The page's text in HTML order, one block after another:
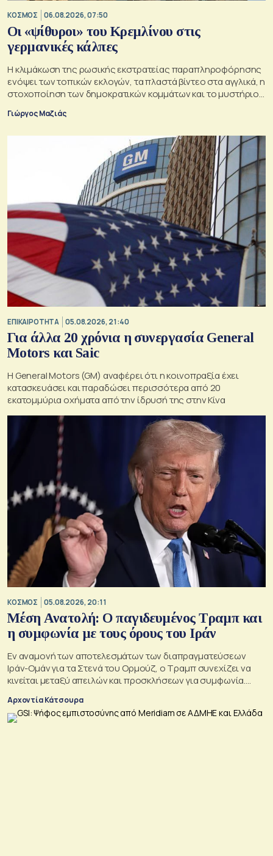
ΚΟΣΜΟΣ 06.08.2026, 07:50
Οι «ψίθυροι» του Κρεμλίνου στις
γερμανικές κάλπες
Η κλιμάκωση της ρωσικής εκστρατείας παραπληροφόρησης
ενόψει των τοπικών εκλογών, τα πλαστά βίντεο στα αγγλικά, η
στοχοποίηση των δημοκρατικών κομμάτων και το μυστήριο
Γιώργος Μαζιάς
ΕΠΙΚΑΙΡΟΤΗΤΑ 05.08.2026, 21:40
Για άλλα 20 χρόνια η συνεργασία General
Motors και Saic
Η General Motors (GM) αναφέρει ότι η κοινοπραξία έχει
κατασκευάσει και παραδώσει περισσότερα από 20
εκατομμύρια οχήματα από την ίδρυσή της στην Κίνα
ΚΟΣΜΟΣ 05.08.2026, 20:11
Μέση Ανατολή: Ο παγιδευμένος Τραμπ και
η συμφωνία με τους όρους του Ιράν
Εν αναμονή των αποτελεσμάτων των διαπραγματεύσεων
Ιράν-Ομάν για τα Στενά του Ορμούζ, ο Τραμπ συνεχίζει να
κινείται μεταξύ απειλών και προσκλήσεων για συμφωνία.
Αλλά αυτό που θέλει είναι μακριά από αυτά που συζητούν
Μουσκάτ και Τεχεράνη.
Αρχοντία Κάτσουρα